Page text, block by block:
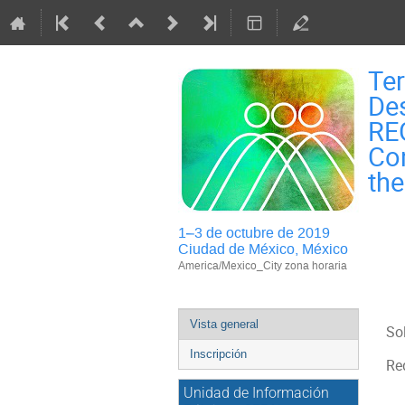
1–3 de octubre de 2019
Ciudad de México, México
America/Mexico_City zona horaria
Event
menu
Vista general
Inscripción
Unidad de Información